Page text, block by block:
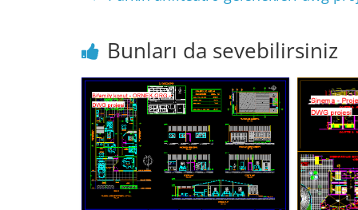
Bunları da sevebilirsiniz